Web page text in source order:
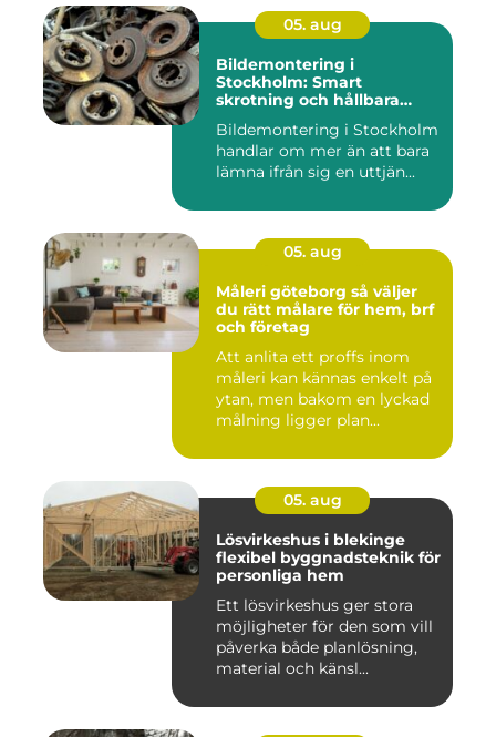
05. aug
Bildemontering i
Stockholm: Smart
skrotning och hållbara
Bildemontering i Stockholm
handlar om mer än att bara
lämna ifrån sig en uttjän...
05. aug
Måleri göteborg så väljer
du rätt målare för hem, brf
och företag
Att anlita ett proffs inom
måleri kan kännas enkelt på
ytan, men bakom en lyckad
målning ligger plan...
05. aug
Lösvirkeshus i blekinge
flexibel byggnadsteknik för
personliga hem
Ett lösvirkeshus ger stora
möjligheter för den som vill
påverka både planlösning,
material och känsl...